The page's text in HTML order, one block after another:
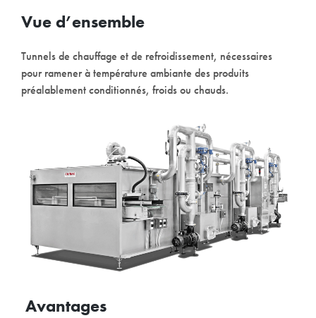
Vue d’ensemble
Tunnels de chauffage et de refroidissement, nécessaires
pour ramener à température ambiante des produits
préalablement conditionnés, froids ou chauds.
Avantages